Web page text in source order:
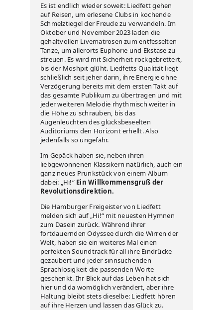
Es ist endlich wieder soweit: Liedfett gehen
auf Reisen, um erlesene Clubs in kochende
Schmelztiegel der Freude zu verwandeln. Im
Oktober und November 2023 laden die
gehaltvollen Livematrosen zum entfesselten
Tanze, um allerorts Euphorie und Ekstase zu
streuen. Es wird mit Sicherheit rockgebrettert,
bis der Moshpit glüht. Liedfetts Qualität liegt
schließlich seit jeher darin, ihre Energie ohne
Verzögerung bereits mit dem ersten Takt auf
das gesamte Publikum zu übertragen und mit
jeder weiteren Melodie rhythmisch weiter in
die Höhe zu schrauben, bis das
Augenleuchten des glücksbeseelten
Auditoriums den Horizont erhellt. Also
jedenfalls so ungefähr.
Im Gepäck haben sie, neben ihren
liebgewonnenen Klassikern natürlich, auch ein
ganz neues Prunkstück von einem Album
dabei: „Hi!“Ein Willkommensgruß der
Revolutionsdirektion.
Die Hamburger Freigeister von Liedfett
melden sich auf „Hi!“ mit neuesten Hymnen
zum Dasein zurück. Während ihrer
fortdauernden Odyssee durch die Wirren der
Welt, haben sie ein weiteres Mal einen
perfekten Soundtrack für all ihre Eindrücke
gezaubert und jeder sinnsuchenden
Sprachlosigkeit die passenden Worte
geschenkt. Ihr Blick auf das Leben hat sich
hier und da womöglich verändert, aber ihre
Haltung bleibt stets dieselbe: Liedfett hören
auf ihre Herzen und lassen das Glück zu.